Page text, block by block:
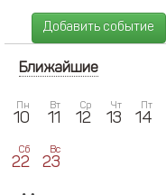
Добавить событие
Ближайшие
Пн
10
Вт
11
Ср
12
Чт
13
Пт
14
Сб
22
Вс
23